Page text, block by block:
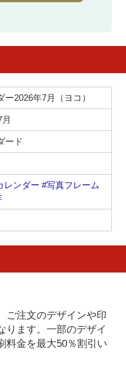
ー2026年7月（ヨコ）
ード
レンダー #写真フレーム
ご注文のデザインや印
ります。一部のデザイ
料金を最大50％割引い